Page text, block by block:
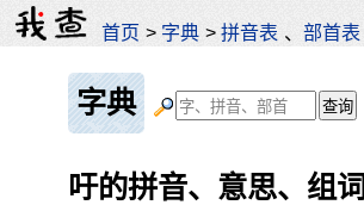
首页 > 字典 >拼音表 、部首表
字典
吁的拼音、意思、组词